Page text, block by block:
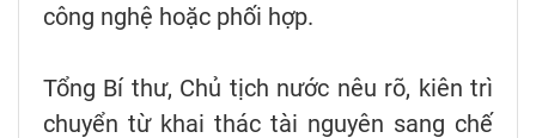
công nghệ hoặc phối hợp.
Tổng Bí thư, Chủ tịch nước nêu rõ, kiên trì
chuyển từ khai thác tài nguyên sang chế